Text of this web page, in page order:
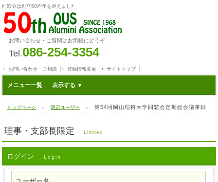
同窓会は創立50周年を迎えました
お問い合わせ・ご質問はお気軽にどうぞ
Tel.086-254-3354
お問い合わせ・ご相談 登録情報変更 サイトマップ
メニュー一覧
トップページ ＞ 限定ユーザー ＞第54回岡山理科大学同窓会定期総会議事録
理事・支部長限定 Limited
ログイン Login